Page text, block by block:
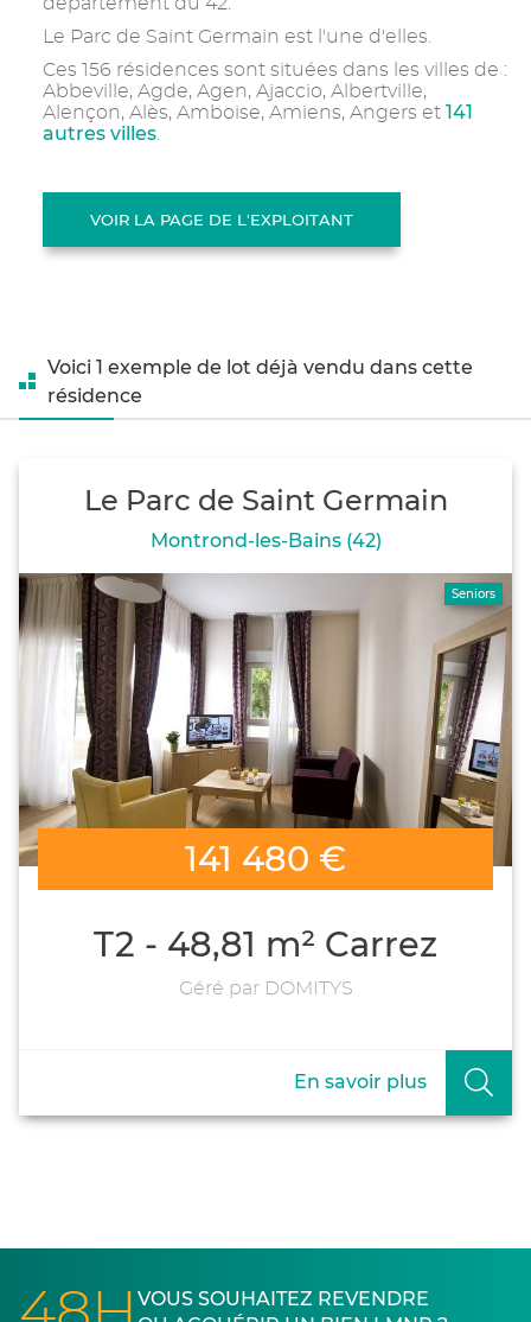
département du 42.
Le Parc de Saint Germain est l'une d'elles.
Ces 156 résidences sont situées dans les villes de :
Abbeville, Agde, Agen, Ajaccio, Albertville,
Alençon, Alès, Amboise, Amiens, Angers et 141
autres villes.
VOIR LA PAGE DE L'EXPLOITANT
Voici 1 exemple de lot déjà vendu dans cette
résidence
Le Parc de Saint Germain
Montrond-les-Bains (42)
Seniors
141 480 €
T2 - 48,81 m² Carrez
Géré par DOMITYS
En savoir plus
VOUS SOUHAITEZ REVENDRE